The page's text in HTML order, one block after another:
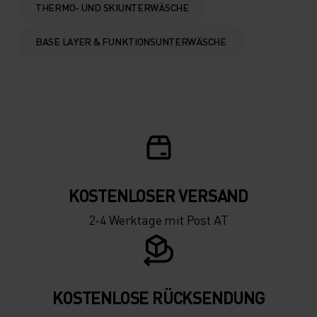
THERMO- UND SKIUNTERWÄSCHE
BASE LAYER & FUNKTIONSUNTERWÄSCHE
KOSTENLOSER VERSAND
2-4 Werktage mit Post AT
KOSTENLOSE RÜCKSENDUNG